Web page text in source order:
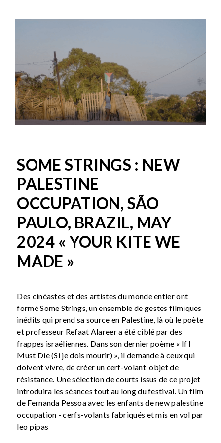
SOME STRINGS : NEW
PALESTINE
OCCUPATION, SÃO
PAULO, BRAZIL, MAY
2024 « YOUR KITE WE
MADE »
Des cinéastes et des artistes du monde entier ont
formé Some Strings, un ensemble de gestes filmiques
inédits qui prend sa source en Palestine, là où le poète
et professeur Refaat Alareer a été ciblé par des
frappes israéliennes. Dans son dernier poème « If I
Must Die (Si je dois mourir) », il demande à ceux qui
doivent vivre, de créer un cerf-volant, objet de
résistance. Une sélection de courts issus de ce projet
introduira les séances tout au long du festival. Un film
de Fernanda Pessoa avec les enfants de new palestine
occupation - cerfs-volants fabriqués et mis en vol par
leo pipas